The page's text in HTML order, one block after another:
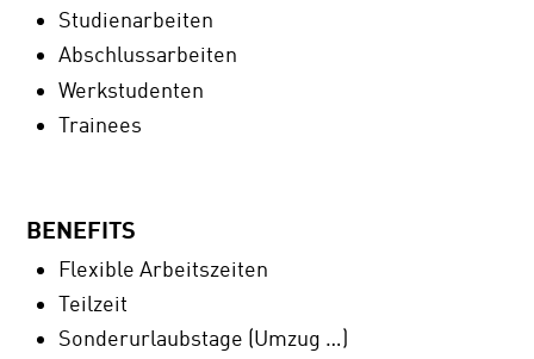
Studienarbeiten
Abschlussarbeiten
Werkstudenten
Trainees
BENEFITS
Flexible Arbeitszeiten
Teilzeit
Sonderurlaubstage (Umzug …)